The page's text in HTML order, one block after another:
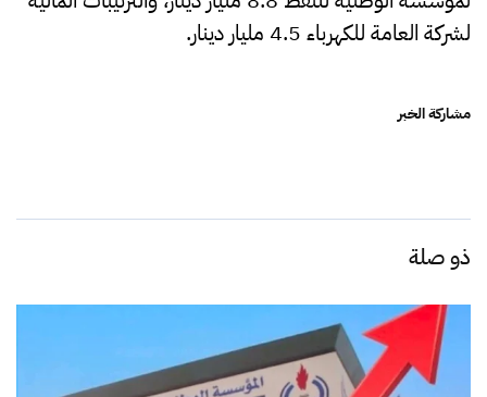
لشركة العامة للكهرباء 4.5 مليار دينار.
مشاركة الخبر
ذو صلة